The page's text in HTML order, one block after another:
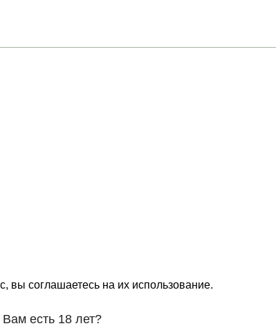
вы соглашаетесь на их использование.
Вам есть 18 лет?